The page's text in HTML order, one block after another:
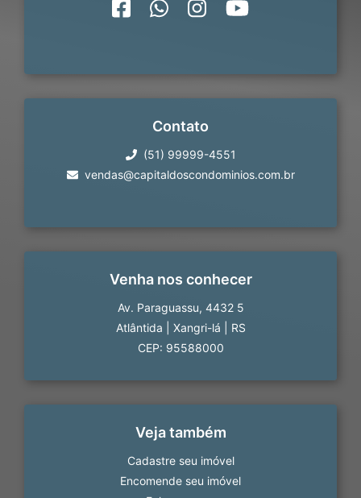
Contato
(51) 99999-4551
vendas@capitaldoscondominios.com.br
Venha nos conhecer
Av. Paraguassu, 4432 5
Atlântida
Xangri-lá
RS
CEP: 95588000
Veja também
Cadastre seu imóvel
Encomende seu imóvel